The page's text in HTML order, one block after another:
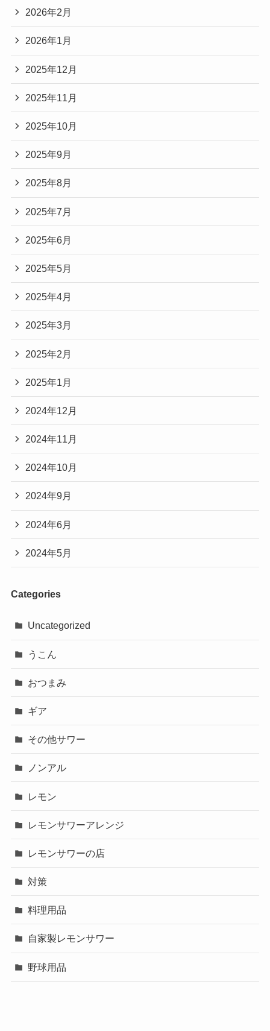
2026年2月
2026年1月
2025年12月
2025年11月
2025年10月
2025年9月
2025年8月
2025年7月
2025年6月
2025年5月
2025年4月
2025年3月
2025年2月
2025年1月
2024年12月
2024年11月
2024年10月
2024年9月
2024年6月
2024年5月
Categories
Uncategorized
うこん
おつまみ
ギア
その他サワー
ノンアル
レモン
レモンサワーアレンジ
レモンサワーの店
対策
料理用品
自家製レモンサワー
野球用品